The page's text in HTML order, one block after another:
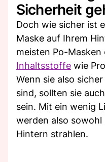
Sicherheit
Doch wie sicher ist
Maske auf Ihrem
meisten Po-Masken
Inhaltsstoffe wie
Wenn sie also
sind, sollten sie
sein. Mit ein wenig
werden also sowohl
Hintern strahlen.